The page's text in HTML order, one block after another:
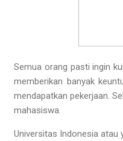
Semua orang pasti ingin
memberikan banyak
mendapatkan pekerjaan.
mahasiswa.
Universitas Indonesia atau